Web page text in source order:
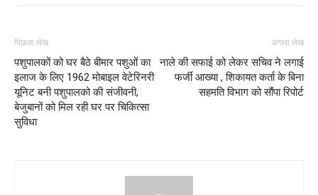
पिछला लेख
पशुपालकों को घर बैठे बीमार पशुओं का
इलाज के लिए 1962 मोबाइल वेटेरिनरी
यूनिट बनी पशुपालको की संजीवनी,
बेजुबानों को मिल रही घर पर चिकित्सा
सुविधा
अगला लेख
नाले की सफाई को लेकर सचिव ने लगाई
फर्जी आख्या , शिकायत कर्ता के बिना
सहमति विभाग को सौंपा रिपोर्ट